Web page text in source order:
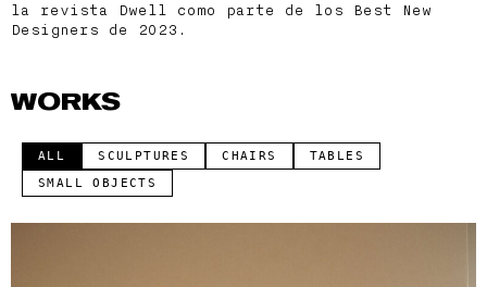
la revista Dwell como parte de los Best New
Designers de 2023.
WORKS
ALL SCULPTURES CHAIRS
TABLES
SMALL OBJECTS